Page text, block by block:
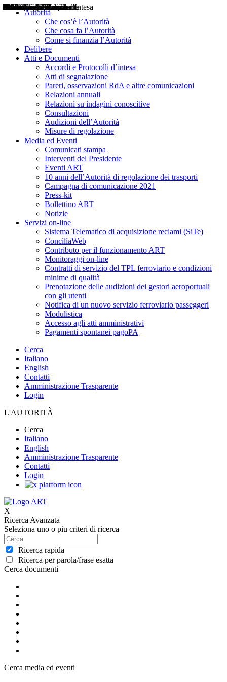
Autorità
Che cos’è l’Autorità
Che cosa fa l’Autorità
Come si finanzia l’Autorità
Delibere
Atti e Documenti
Accordi e Protocolli d’intesa
Atti di segnalazione
Pareri, osservazioni RdA e altre comunicazioni
Relazioni annuali
Relazioni su indagini conoscitive
Consultazioni
Audizioni dell’Autorità
Misure di regolazione
Media ed Eventi
Comunicati stampa
Interventi del Presidente
Eventi ART
10 anni dell’Autorità di regolazione dei trasporti
Campagna di comunicazione 2021
Press-kit
Bollettino ART
Notizie
Servizi on-line
Sistema Telematico di acquisizione reclami (SiTe)
ConciliaWeb
Contributo per il funzionamento ART
Monitoraggi on-line
Contratti di servizio del TPL ferroviario e condizioni
minime di qualità
Prenotazione delle audizioni dei gestori aeroportuali
con gli utenti
Notifica di un nuovo servizio ferroviario passeggeri
Modulistica
Accesso agli atti amministrativi
Pagamenti spontanei pagoPA
Cerca
Italiano
English
Contatti
Amministrazione Trasparente
Login
L'AUTORITÀ
Cerca
Italiano
English
Amministrazione Trasparente
Contatti
Login
X
Ricerca Avanzata
Seleziona uno o piu criteri di ricerca
Ricerca rapida
Ricerca per parola/frase esatta
Cerca documenti
Delibere
Pareri
Consultazioni
Audizioni
Atti di Segnalazione
Accordi e Protocolli d'Intesa
Relazioni annuali
Misure di regolazione
Cerca media ed eventi
Notizie
Comunicati Stampa
Bollettini ART
Convegni ART
Interviste del Presidente
Articoli in primo piano
Interventi del Presidente
2004
2005
2010
2013
2014
2015
2016
2017
2018
2019
202
2020
2021
2022
2023
2024
2025
2026
Aereo
Marittimo
Terrestre